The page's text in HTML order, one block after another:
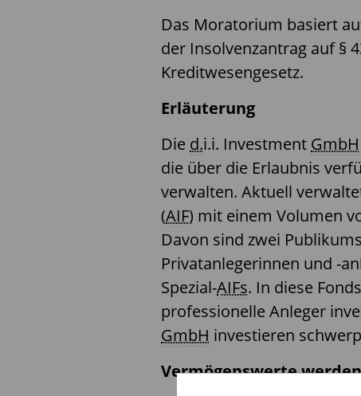
Das Moratorium basiert
der Insolvenzantrag auf §
Kreditwesengesetz.
Erläuterung
Die d.i.i. Investment GmbH
die über die Erlaubnis
verwalten. Aktuell
(AIF) mit einem Volumen
Davon sind zwei
Privatanlegerinnen und -
Spezial-AIFs. In diese
professionelle Anleger
GmbH investieren
Vermögenswerte